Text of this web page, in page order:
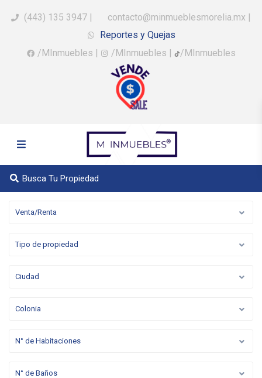
(443) 135 3947 | contacto@minmueblesmorelia.mx |
Reportes y Quejas
/MInmuebles | /MInmuebles | /MInmuebles
Busca Tu Propiedad
Venta/Renta
Tipo de propiedad
Ciudad
Colonia
N° de Habitaciones
N° de Baños